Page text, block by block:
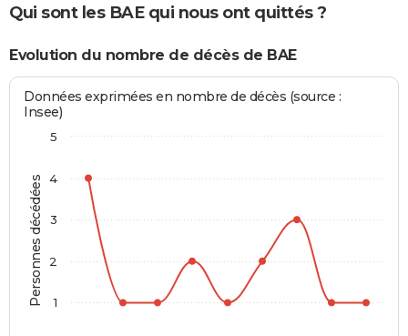
Qui sont les BAE qui nous ont quittés ?
Evolution du nombre de décès de BAE
Personnes décédées
Données exprimées en nombre de décès (source :
Insee)
1
2
3
4
5